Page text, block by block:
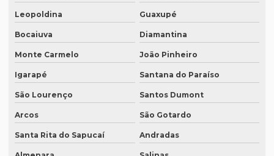
Empresa de tradução simultânea para zoom em curitiba
Empresa tradução site
Empresa de tradução de sites em inglês
Empresa de tradução sp
Empresa de tradução técnica
Empresa de tradução técnica em inglês
Leopoldina Guaxupé
Bocaiuva Diamantina
Monte Carmelo João Pinheiro
Igarapé Santana do Paraíso
São Lourenço Santos Dumont
Arcos São Gotardo
Santa Rita do Sapucaí Andradas